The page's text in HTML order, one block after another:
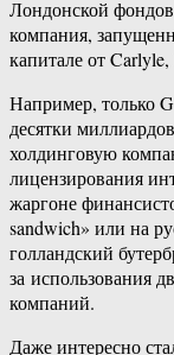
Лондонской
компания,
капитале от
Например, только
десятки
холдинговую
лицензирования
жаргоне
sandwich» или на
голландский
за использования
компаний.
Даже интересно